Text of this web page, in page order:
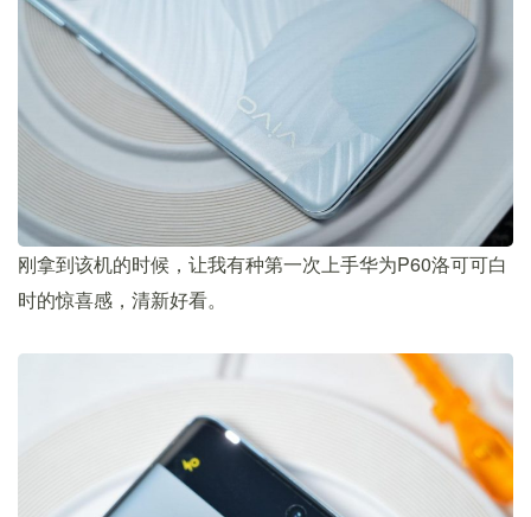
刚拿到该机的时候，让我有种第一次上手华为P60洛可可白
时的惊喜感，清新好看。